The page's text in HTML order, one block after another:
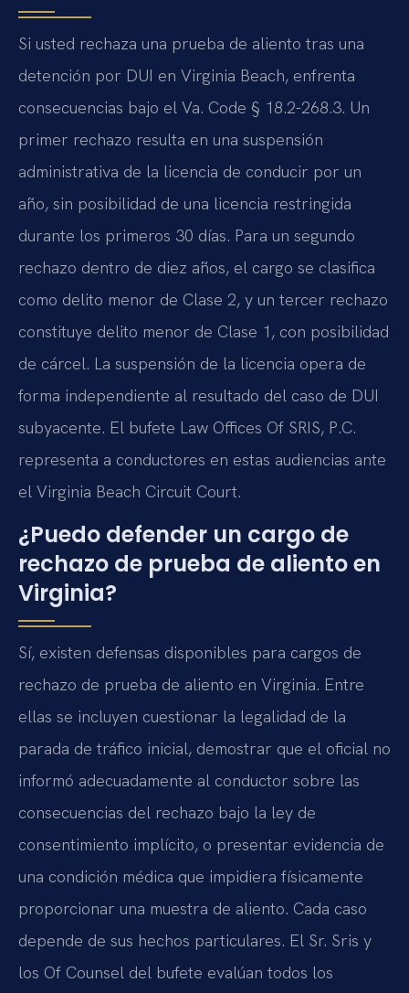
Si usted rechaza una prueba de aliento tras una
detención por DUI en Virginia Beach, enfrenta
consecuencias bajo el Va. Code § 18.2-268.3. Un
primer rechazo resulta en una suspensión
administrativa de la licencia de conducir por un
año, sin posibilidad de una licencia restringida
durante los primeros 30 días. Para un segundo
rechazo dentro de diez años, el cargo se clasifica
como delito menor de Clase 2, y un tercer rechazo
constituye delito menor de Clase 1, con posibilidad
de cárcel. La suspensión de la licencia opera de
forma independiente al resultado del caso de DUI
subyacente. El bufete Law Offices Of SRIS, P.C.
representa a conductores en estas audiencias ante
el Virginia Beach Circuit Court.
¿Puedo defender un cargo de
rechazo de prueba de aliento en
Virginia?
Sí, existen defensas disponibles para cargos de
rechazo de prueba de aliento en Virginia. Entre
ellas se incluyen cuestionar la legalidad de la
parada de tráfico inicial, demostrar que el oficial no
informó adecuadamente al conductor sobre las
consecuencias del rechazo bajo la ley de
consentimiento implícito, o presentar evidencia de
una condición médica que impidiera físicamente
proporcionar una muestra de aliento. Cada caso
depende de sus hechos particulares. El Sr. Sris y
los Of Counsel del bufete evalúan todos los